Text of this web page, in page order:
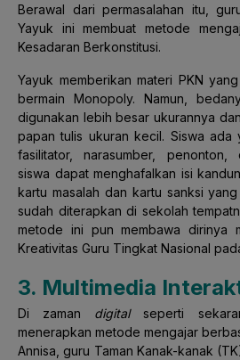
Berawal dari permasalahan itu,
Yayuk ini membuat metode
Kesadaran Berkonstitusi.
Yayuk memberikan materi PKN
bermain Monopoly. Namun,
digunakan lebih besar ukurannya
papan tulis ukuran kecil. Siswa ada
fasilitator, narasumber, penonton,
siswa dapat menghafalkan isi
kartu masalah dan kartu sanksi
sudah diterapkan di sekolah
metode ini pun membawa dirinya
Kreativitas Guru Tingkat Nasional
3. Multimedia
Di zaman digitalseperti
menerapkan metode mengajar
Annisa, guru Taman Kanak-kanak